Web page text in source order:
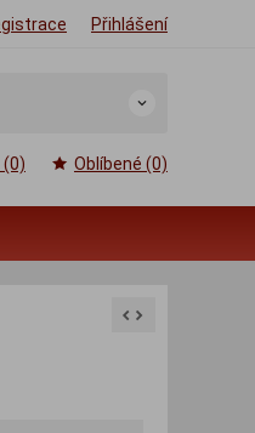
Přihlášení
(0) Oblíbené (0)